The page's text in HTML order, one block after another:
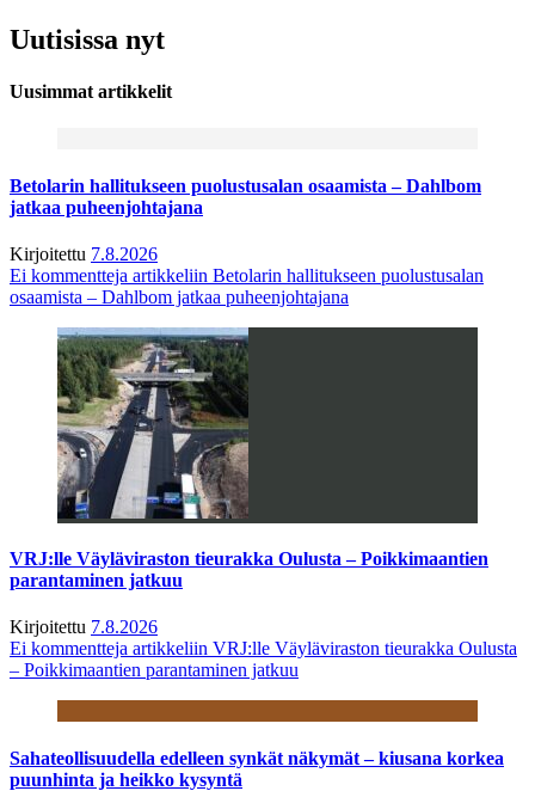
Uutisissa nyt
Uusimmat artikkelit
Betolarin hallitukseen puolustusalan osaamista – Dahlbom
jatkaa puheenjohtajana
Kirjoitettu 7.8.2026
Ei kommentteja artikkeliin Betolarin hallitukseen puolustusalan
osaamista – Dahlbom jatkaa puheenjohtajana
VRJ:lle Väyläviraston tieurakka Oulusta – Poikkimaantien
parantaminen jatkuu
Kirjoitettu 7.8.2026
Ei kommentteja artikkeliin VRJ:lle Väyläviraston tieurakka Oulusta
– Poikkimaantien parantaminen jatkuu
Sahateollisuudella edelleen synkät näkymät – kiusana korkea
puunhinta ja heikko kysyntä